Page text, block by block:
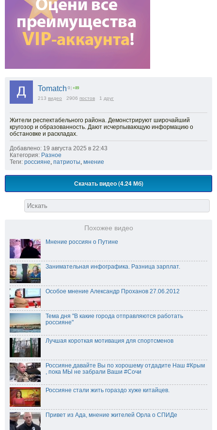
Tomatch 0 +89
213 видео 2906 постов 1 друг
Жители респектабельного района. Демонстрируют широчайший
кругозор и образованность. Дают исчерпывающую информацию о
обстановке и раскладах.
Добавлено: 19 августа 2025 в 22:43
Категория: Разное
Теги: россияне, патриоты, мнение
Скачать видео (4.24 Мб)
Похожее видео
Мнение россиян о Путине
Занимательная инфографика. Разница зарплат.
Особое мнение Александр Проханов 27.06.2012
Тема дня "В какие города отправляются работать
россияне"
Лучшая короткая мотивация для спортсменов
Россияне,давайте Вы по хорошему отдадите Наш #Крым
, пока МЫ не забрали Ваши #Сочи
Россияне стали жить гораздо хуже китайцев.
Привет из Ада, мнение жителей Орла о СПИДе